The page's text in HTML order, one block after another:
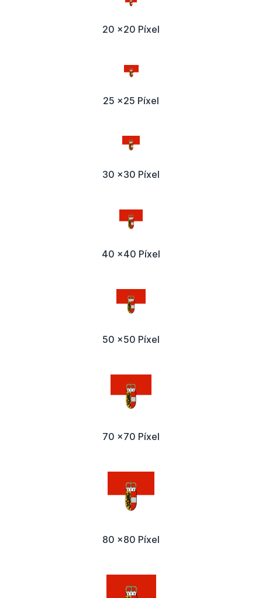
20 x20 Píxel
25 x25 Píxel
30 x30 Píxel
40 x40 Píxel
50 x50 Píxel
70 x70 Píxel
80 x80 Píxel